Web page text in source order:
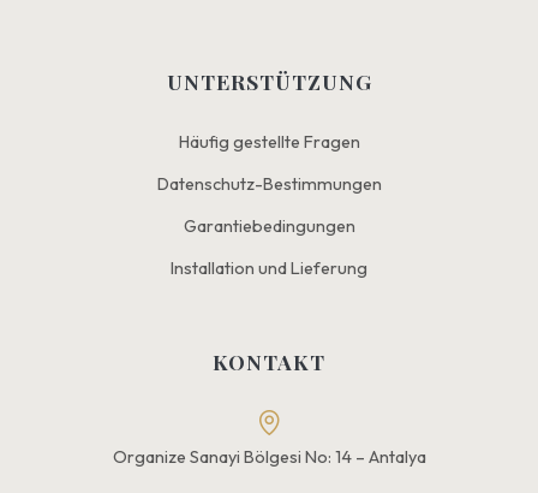
UNTERSTÜTZUNG
Häufig gestellte Fragen
Datenschutz-Bestimmungen
Garantiebedingungen
Installation und Lieferung
KONTAKT
Organize Sanayi Bölgesi No: 14 – Antalya